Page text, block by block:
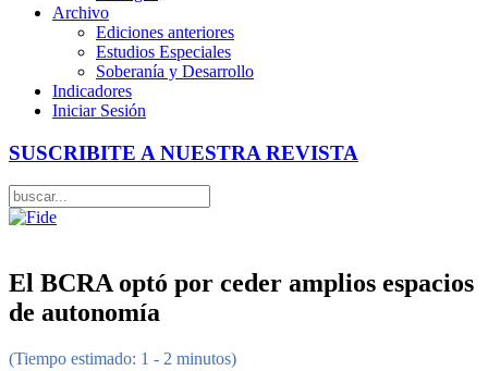
Archivo
Ediciones anteriores
Estudios Especiales
Soberanía y Desarrollo
Indicadores
Iniciar Sesión
SUSCRIBITE A NUESTRA REVISTA
El BCRA optó por ceder amplios espacios
de autonomía
(Tiempo estimado: 1 - 2 minutos)